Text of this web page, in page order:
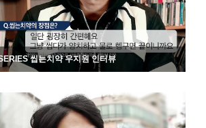
씹는치약 우지원 인터뷰